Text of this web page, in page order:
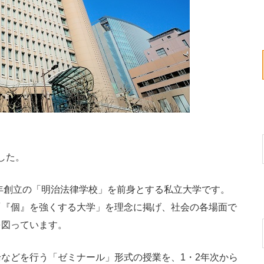
。
の「明治法律学校」を前身とする私立大学です。
個』を強くする大学」を理念に掲げ、社会の各場面で
っています。
を行う「ゼミナール」形式の授業を、1・2年次から